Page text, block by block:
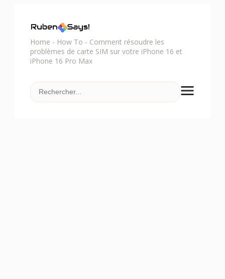
Home - How To - Comment résoudre les
problèmes de carte SIM sur votre iPhone 16 et
iPhone 16 Pro Max